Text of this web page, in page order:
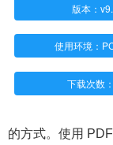
版本：
使用环境：
下载次数：
的方式。使用